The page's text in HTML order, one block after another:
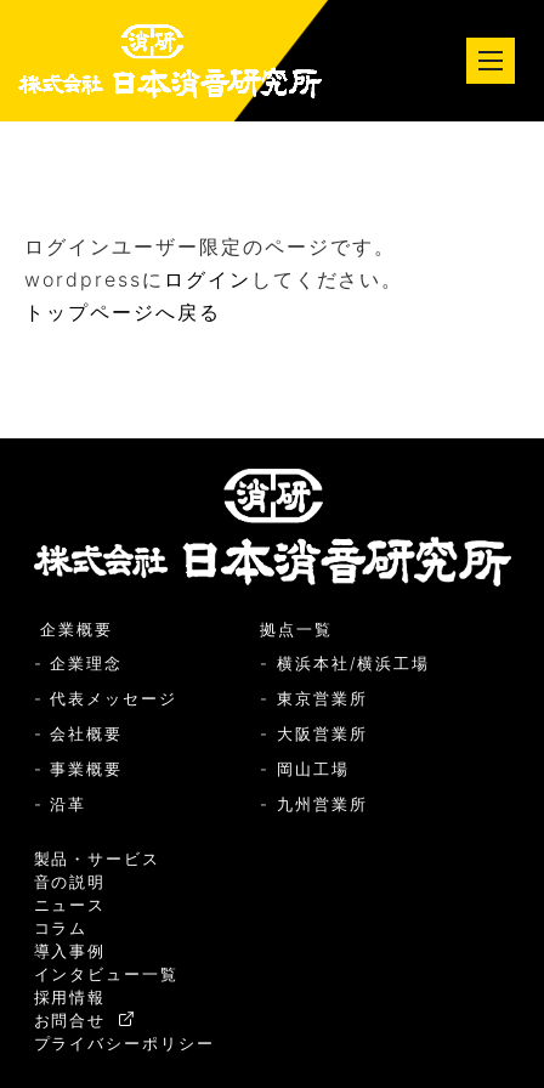
ログインユーザー限定のページです。
wordpressに ログイン してください。
トップページへ戻る
企業概要
- 企業理念
- 代表メッセージ
- 会社概要
- 事業概要
- 沿革
製品・サービス
音の説明
ニュース
コラム
導入事例
インタビュー一覧
採用情報
お問合せ
プライバシーポリシー
拠点一覧
- 横浜本社/横浜工場
- 東京営業所
- 大阪営業所
- 岡山工場
- 九州営業所